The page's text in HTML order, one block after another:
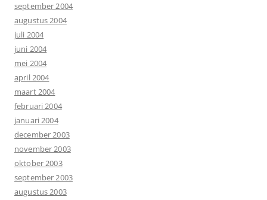
september 2004
augustus 2004
juli 2004
juni 2004
mei 2004
april 2004
maart 2004
februari 2004
januari 2004
december 2003
november 2003
oktober 2003
september 2003
augustus 2003